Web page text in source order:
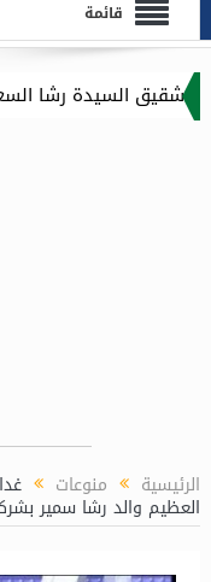
قائمة
رشا السعدني مساعد
الرئيسية منوعات
العظيم والد رشا سمير